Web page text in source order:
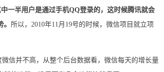
一半用户是通过手机QQ登录的，这时候腾讯就会
所以，2010年11月19号的时候，微信项目就立项
信并不高，从整个后台数据看，微信每天的增长量